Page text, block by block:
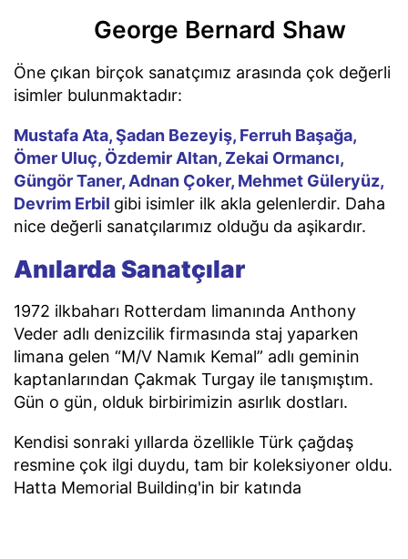
George Bernard Shaw
Öne çıkan birçok sanatçımız arasında çok değerli
isimler bulunmaktadır:
Mustafa Ata, Şadan Bezeyiş, Ferruh Başağa,
Ömer Uluç, Özdemir Altan, Zekai Ormancı,
Güngör Taner, Adnan Çoker, Mehmet Güleryüz,
Devrim Erbil gibi isimler ilk akla gelenlerdir. Daha
nice değerli sanatçılarımız olduğu da aşikardır.
Anılarda Sanatçılar
1972 ilkbaharı Rotterdam limanında Anthony
Veder adlı denizcilik firmasında staj yaparken
limana gelen “M/V Namık Kemal” adlı geminin
kaptanlarından Çakmak Turgay ile tanışmıştım.
Gün o gün, olduk birbirimizin asırlık dostları.
Kendisi sonraki yıllarda özellikle Türk çağdaş
resmine çok ilgi duydu, tam bir koleksiyoner oldu.
Hatta Memorial Building'in bir katında